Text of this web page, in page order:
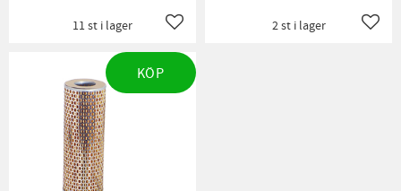
Lägg till i favoriter
11 st i lager 2 st i lager
KÖP